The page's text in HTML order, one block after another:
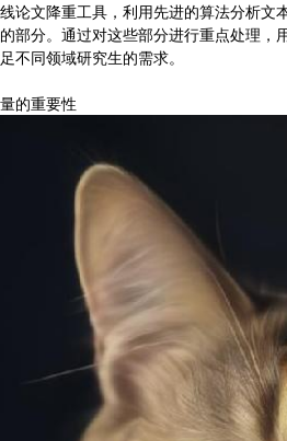
论文降重工具，利用先进的算法分析
部分。通过对这些部分进行重点处理
不同领域研究生的需求。
的重要性